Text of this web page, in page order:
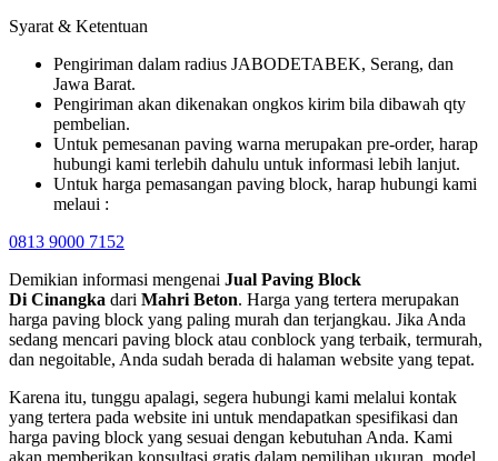
Syarat & Ketentuan
Pengiriman dalam radius JABODETABEK, Serang, dan
Jawa Barat.
Pengiriman akan dikenakan ongkos kirim bila dibawah qty
pembelian.
Untuk pemesanan paving warna merupakan pre-order, harap
hubungi kami terlebih dahulu untuk informasi lebih lanjut.
Untuk harga pemasangan paving block, harap hubungi kami
melaui :
0813 9000 7152
Demikian informasi mengenai Jual Paving Block
Di Cinangka dari Mahri Beton. Harga yang tertera merupakan
harga paving block yang paling murah dan terjangkau. Jika Anda
sedang mencari paving block atau conblock yang terbaik, termurah,
dan negoitable, Anda sudah berada di halaman website yang tepat.
Karena itu, tunggu apalagi, segera hubungi kami melalui kontak
yang tertera pada website ini untuk mendapatkan spesifikasi dan
harga paving block yang sesuai dengan kebutuhan Anda. Kami